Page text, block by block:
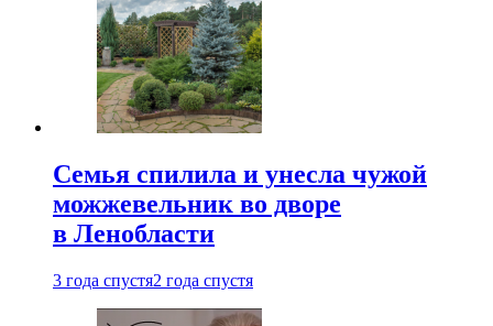
Семья спилила и унесла чужой
можжевельник во дворе
в Ленобласти
3 года спустя2 года спустя